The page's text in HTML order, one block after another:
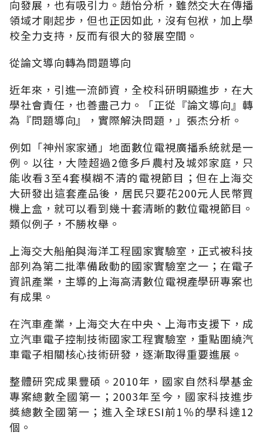
向發展，也有吸引力。趙怡分析，雖然交大在傳播
領域才剛起步，但也正因如此，沒有包袱，加上學
校全力支持，反而有很大的發展空間。
從論文導向轉為問題導向
近年來，引進一流師資，全校科研明顯進步，在大
學社會責任，也善盡己力。「正從『論文導向』轉
為『問題導向』，實際解決問題，」張杰分析。
例如「神州家家通」地面數位電視廣播系統就是一
例。以往，大陸超過2億多戶農村及城郊家庭，只
能收看3至4套模糊不清的電視節目；但在上海交
大研發出這套產品後，居民只要花200元人民幣買
機上盒，就可以看到幾十套清晰的數位電視節目。
類似例子，不勝枚舉。
上海交大船舶與海洋工程國家實驗室，正式被科技
部列為第二批準備啟動的國家實驗室之一；在電子
資訊產業，主導的上海高清數位電視產學研專案也
有成果。
在汽車產業，上海交大在中央、上海市支援下，成
立汽車電子控制技術國家工程實驗室，重點圍繞汽
車電子相關核心技術研發，逐漸取得重要進展。
整體研究成果豐碩。2010年，國家自然科學基金
專案總數全國第一；2003年至今，國家科技進步
獎總數全國第一；進入全球ESI前1％的學科達12
個。